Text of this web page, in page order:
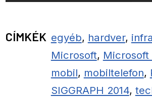
CÍMKÉK egyéb, hardver, infra
Microsoft, Microsoft
mobil, mobiltelefon,
SIGGRAPH 2014,